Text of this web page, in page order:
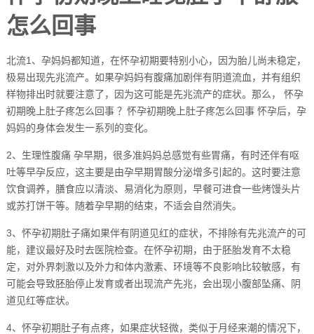
怎么回事
北流1、孕妈妈都知道，在怀孕初期要特别小心，因为胎儿尚未稳定，
极易出现先兆流产。如果孕妈妈有腹痛加剧伴有阴道流血，并有组织
样物排出时就要注意了，因为这可能是先兆流产的症状。那么， 怀孕
初期晚上肚子疼怎么回事 ？怀孕初期晚上肚子疼怎么回事 怀孕后，孕
妈妈的身体会发生一系列的变化。
2、生理性腹痛 孕早期，很多准妈妈总感觉有些胃痛，有时还伴有呕
吐等早孕反应，这主要是由孕早期胃酸分泌增多引起的。这时要注意
饮食调养，膳食应以清淡、易消化为原则，早餐可进食一些烤馒头片
或苏打饼干等。随着孕早期的结束，不适会自然消失。
3、怀孕初期肚子痛如果伴有阴道见红的症状，不排除有先兆流产的可
能，建议最好及时去医院检查。在怀孕初期，由于胚胎发育不太稳
定，对外界刺激以及外力和体内激素、环境等不良影响比较敏感，有
可能会导致胚胎停止发育或者出现流产先兆，会出现小腹部坠痛、阴
道见红等症状。
4、怀孕初期肚子有点疼，如果症状轻微，类似于月经来潮的情况下，